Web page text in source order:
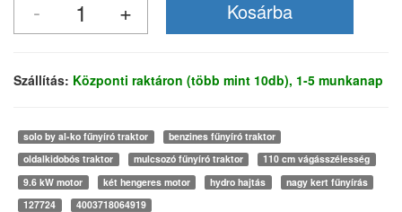
Szállítás: Központi raktáron (több mint 10db), 1-5 munkanap
solo by al-ko fűnyíró traktor
benzines fűnyíró traktor
oldalkidobós traktor
mulcsozó fűnyíró traktor
110 cm vágásszélesség
9.6 kW motor
két hengeres motor hydro hajtás
nagy kert fűnyírás
127724
4003718064919